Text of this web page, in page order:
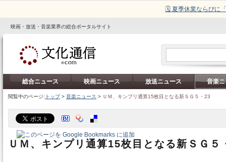
🗓️ 夏季休業ならびに
映画・放送・音楽業界の総合ポータルサイト
総合ニュース 映画ニュース 放送ニュース 音楽
閲覧中のページ: トップ> 音楽ニュース > ＵＭ、キンプリ通算15枚目となる新ＳＧ５・23
ＵＭ、キンプリ通算15枚目となる新ＳＧ５